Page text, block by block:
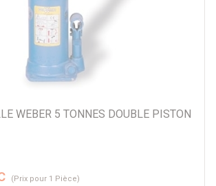
WEBER 5 TONNES DOUBLE PISTON
(Prix pour 1 Pièce)